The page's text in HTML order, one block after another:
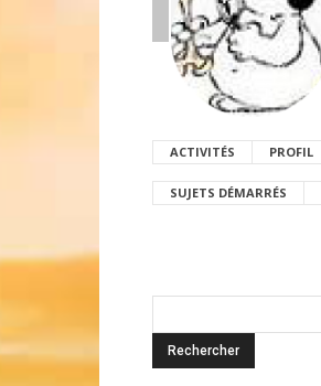
ACTIVITÉS PROFIL
SUJETS DÉMARRÉS